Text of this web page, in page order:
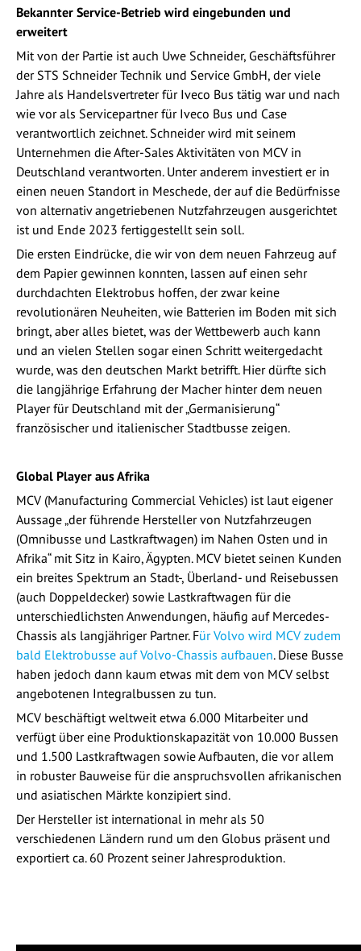
Bekannter Service-Betrieb wird eingebunden und
erweitert
Mit von der Partie ist auch Uwe Schneider, Geschäftsführer
der STS Schneider Technik und Service GmbH, der viele
Jahre als Handelsvertreter für Iveco Bus tätig war und nach
wie vor als Servicepartner für Iveco Bus und Case
verantwortlich zeichnet. Schneider wird mit seinem
Unternehmen die After-Sales Aktivitäten von MCV in
Deutschland verantworten. Unter anderem investiert er in
einen neuen Standort in Meschede, der auf die Bedürfnisse
von alternativ angetriebenen Nutzfahrzeugen ausgerichtet
ist und Ende 2023 fertiggestellt sein soll.
Die ersten Eindrücke, die wir von dem neuen Fahrzeug auf
dem Papier gewinnen konnten, lassen auf einen sehr
durchdachten Elektrobus hoffen, der zwar keine
revolutionären Neuheiten, wie Batterien im Boden mit sich
bringt, aber alles bietet, was der Wettbewerb auch kann
und an vielen Stellen sogar einen Schritt weitergedacht
wurde, was den deutschen Markt betrifft. Hier dürfte sich
die langjährige Erfahrung der Macher hinter dem neuen
Player für Deutschland mit der „Germanisierung“
französischer und italienischer Stadtbusse zeigen.
Global Player aus Afrika
MCV (Manufacturing Commercial Vehicles) ist laut eigener
Aussage „der führende Hersteller von Nutzfahrzeugen
(Omnibusse und Lastkraftwagen) im Nahen Osten und in
Afrika“ mit Sitz in Kairo, Ägypten. MCV bietet seinen Kunden
ein breites Spektrum an Stadt-, Überland- und Reisebussen
(auch Doppeldecker) sowie Lastkraftwagen für die
unterschiedlichsten Anwendungen, häufig auf Mercedes-
Chassis als langjähriger Partner. Für Volvo wird MCV zudem
bald Elektrobusse auf Volvo-Chassis aufbauen. Diese Busse
haben jedoch dann kaum etwas mit dem von MCV selbst
angebotenen Integralbussen zu tun.
MCV beschäftigt weltweit etwa 6.000 Mitarbeiter und
verfügt über eine Produktionskapazität von 10.000 Bussen
und 1.500 Lastkraftwagen sowie Aufbauten, die vor allem
in robuster Bauweise für die anspruchsvollen afrikanischen
und asiatischen Märkte konzipiert sind.
Der Hersteller ist international in mehr als 50
verschiedenen Ländern rund um den Globus präsent und
exportiert ca. 60 Prozent seiner Jahresproduktion.